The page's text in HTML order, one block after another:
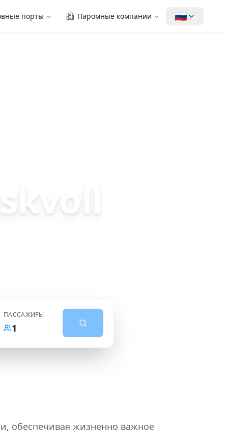
порты Паромные компании 🇷🇺
ПАССАЖИРЫ
1
обеспечивая жизненно важное